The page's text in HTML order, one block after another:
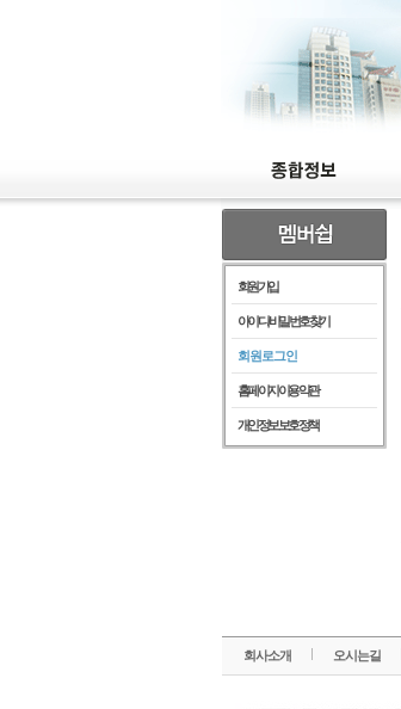
회원가입
아이디/비밀번호찾기
회원로그인
홈페이지이용약관
개인정보보호정책
회사소개 오시는길